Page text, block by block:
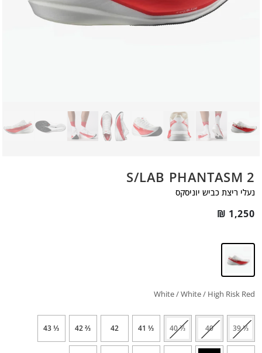
S/LAB PHANTASM 2
נעלי ריצת כביש יוניסקס
₪ 1,250
White / White / High Risk Red
⅓ 39
40
⅔ 40
⅓ 41
42
⅔ 42
⅓ 43